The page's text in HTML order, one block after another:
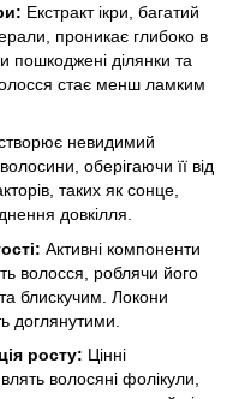
Екстракт ікри, багатий
проникає глибоко в
пошкоджені ділянки та
стає менш ламким
невидимий
оберігаючи її від
таких як сонце,
довкілля.
Активні компоненти
волосся, роблячи його
блискучим. Локони
доглянутими.
росту: Цінні
волосяні фолікули,